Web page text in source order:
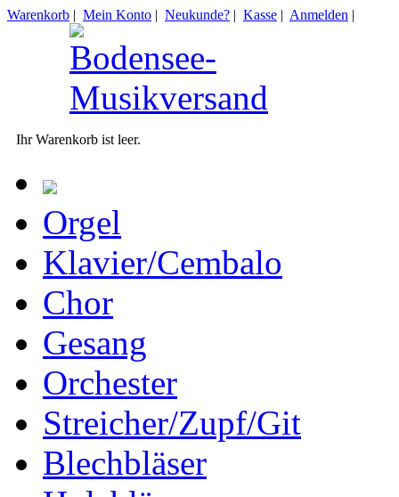
Warenkorb | Mein Konto | Neukunde? | Kasse | Anmelden |
Ihr Warenkorb ist leer.
Orgel
Klavier/Cembalo
Chor
Gesang
Orchester
Streicher/Zupf/Git
Blechbläser